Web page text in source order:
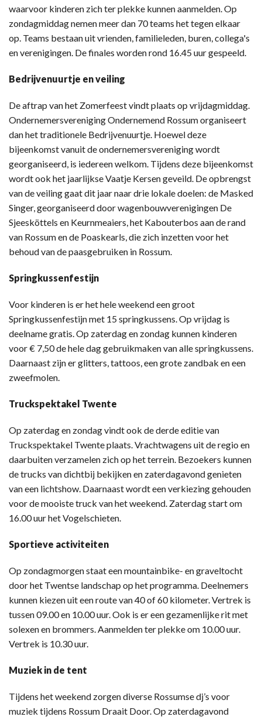
waarvoor kinderen zich ter plekke kunnen aanmelden. Op
zondagmiddag nemen meer dan 70 teams het tegen elkaar
op. Teams bestaan uit vrienden, familieleden, buren, collega's
en verenigingen. De finales worden rond 16.45 uur gespeeld.
Bedrijvenuurtje en veiling
De aftrap van het Zomerfeest vindt plaats op vrijdagmiddag.
Ondernemersvereniging Ondernemend Rossum organiseert
dan het traditionele Bedrijvenuurtje. Hoewel deze
bijeenkomst vanuit de ondernemersvereniging wordt
georganiseerd, is iedereen welkom. Tijdens deze bijeenkomst
wordt ook het jaarlijkse Vaatje Kersen geveild. De opbrengst
van de veiling gaat dit jaar naar drie lokale doelen: de Masked
Singer, georganiseerd door wagenbouwverenigingen De
Sjeesköttels en Keurnmeaiers, het Kabouterbos aan de rand
van Rossum en de Poaskearls, die zich inzetten voor het
behoud van de paasgebruiken in Rossum.
Springkussenfestijn
Voor kinderen is er het hele weekend een groot
Springkussenfestijn met 15 springkussens. Op vrijdag is
deelname gratis. Op zaterdag en zondag kunnen kinderen
voor € 7,50 de hele dag gebruikmaken van alle springkussens.
Daarnaast zijn er glitters, tattoos, een grote zandbak en een
zweefmolen.
Truckspektakel Twente
Op zaterdag en zondag vindt ook de derde editie van
Truckspektakel Twente plaats. Vrachtwagens uit de regio en
daarbuiten verzamelen zich op het terrein. Bezoekers kunnen
de trucks van dichtbij bekijken en zaterdagavond genieten
van een lichtshow. Daarnaast wordt een verkiezing gehouden
voor de mooiste truck van het weekend. Zaterdag start om
16.00 uur het Vogelschieten.
Sportieve activiteiten
Op zondagmorgen staat een mountainbike- en graveltocht
door het Twentse landschap op het programma. Deelnemers
kunnen kiezen uit een route van 40 of 60 kilometer. Vertrek is
tussen 09.00 en 10.00 uur. Ook is er een gezamenlijke rit met
solexen en brommers. Aanmelden ter plekke om 10.00 uur.
Vertrek is 10.30 uur.
Muziek in de tent
Tijdens het weekend zorgen diverse Rossumse dj’s voor
muziek tijdens Rossum Draait Door. Op zaterdagavond